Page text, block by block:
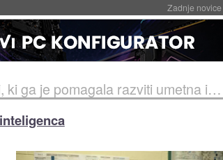
Zadnje novice
pomagala razviti umetna inteligenca